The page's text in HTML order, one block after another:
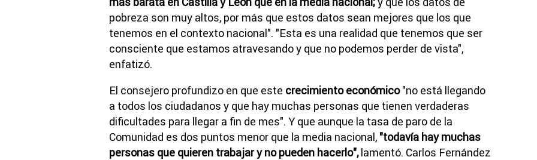
pobreza son muy altos, por más que estos datos sean mejores que los que
tenemos en el contexto nacional". "Esta es una realidad que tenemos que ser
consciente que estamos atravesando y que no podemos perder de vista",
enfatizó.
El consejero profundizo en que este crecimiento económico"no está llegando
a todos los ciudadanos y que hay muchas personas que tienen verdaderas
dificultades para llegar a fin de mes". Y que aunque la tasa de paro de la
Comunidad es dos puntos menor que la media nacional, "todavía hay muchas
personas que quieren trabajar y no pueden hacerlo",lamentó. Carlos Fernández